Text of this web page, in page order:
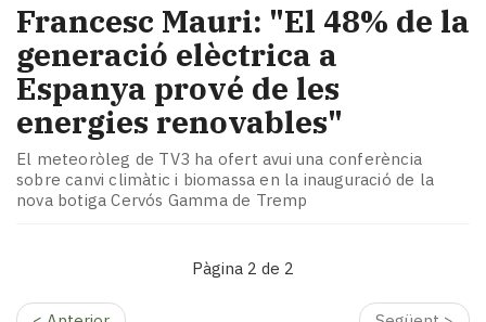
Francesc Mauri: "El 48% de la
generació elèctrica a
Espanya prové de les
energies renovables"
El meteoròleg de TV3 ha ofert avui una conferència
sobre canvi climàtic i biomassa en la inauguració de la
nova botiga Cervós Gamma de Tremp
Pàgina 2 de 2